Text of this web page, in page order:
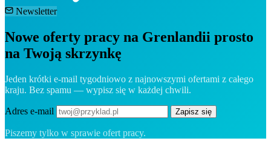
Newsletter
Nowe oferty pracy na Grenlandii prosto
na Twoją skrzynkę
Jeden krótki e-mail tygodniowo z najnowszymi ofertami z całego
kraju. Bez spamu — wypisz się w każdej chwili.
Adres e-mail Zapisz się
Piszemy tylko w sprawie ofert pracy.